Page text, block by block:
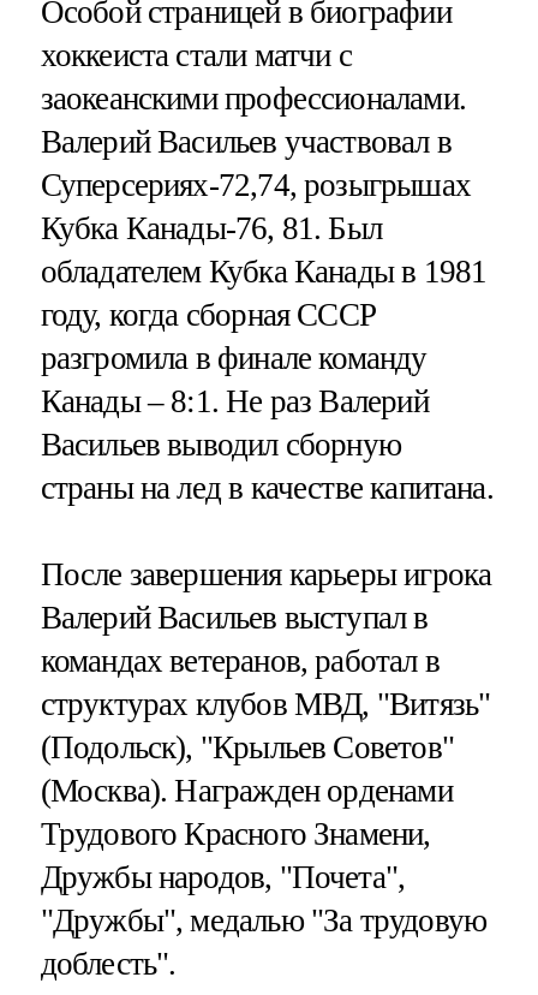
Особой страницей в биографии
хоккеиста стали матчи с
заокеанскими профессионалами.
Валерий Васильев участвовал в
Суперсериях-72,74, розыгрышах
Кубка Канады-76, 81. Был
обладателем Кубка Канады в 1981
году, когда сборная СССР
разгромила в финале команду
Канады – 8:1. Не раз Валерий
Васильев выводил сборную
страны на лед в качестве капитана.
После завершения карьеры игрока
Валерий Васильев выступал в
командах ветеранов, работал в
структурах клубов МВД, "Витязь"
(Подольск), "Крыльев Советов"
(Москва). Награжден орденами
Трудового Красного Знамени,
Дружбы народов, "Почета",
"Дружбы", медалью "За трудовую
доблесть".